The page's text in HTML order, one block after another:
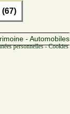
(67)
- Automobiles
personnelles -